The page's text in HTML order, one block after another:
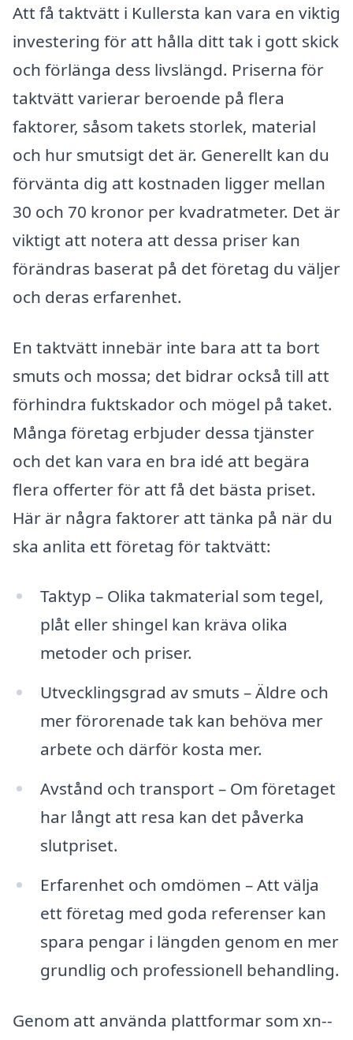
Att få taktvätt i Kullersta kan vara en viktig
investering för att hålla ditt tak i gott skick
och förlänga dess livslängd. Priserna för
taktvätt varierar beroende på flera
faktorer, såsom takets storlek, material
och hur smutsigt det är. Generellt kan du
förvänta dig att kostnaden ligger mellan
30 och 70 kronor per kvadratmeter. Det är
viktigt att notera att dessa priser kan
förändras baserat på det företag du väljer
och deras erfarenhet.
En taktvätt innebär inte bara att ta bort
smuts och mossa; det bidrar också till att
förhindra fuktskador och mögel på taket.
Många företag erbjuder dessa tjänster
och det kan vara en bra idé att begära
flera offerter för att få det bästa priset.
Här är några faktorer att tänka på när du
ska anlita ett företag för taktvätt:
Taktyp – Olika takmaterial som tegel,
plåt eller shingel kan kräva olika
metoder och priser.
Utvecklingsgrad av smuts – Äldre och
mer förorenade tak kan behöva mer
arbete och därför kosta mer.
Avstånd och transport – Om företaget
har långt att resa kan det påverka
slutpriset.
Erfarenhet och omdömen – Att välja
ett företag med goda referenser kan
spara pengar i längden genom en mer
grundlig och professionell behandling.
Genom att använda plattformar som xn--